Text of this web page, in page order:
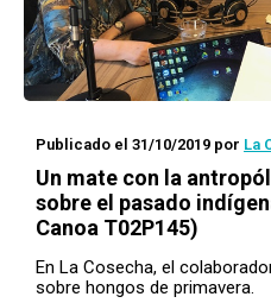
Publicado el 31/10/2019 por La
Un mate con la
sobre el pasado
Canoa T02P145)
En La Cosecha, el
sobre hongos de primavera.